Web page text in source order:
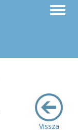
Vissza